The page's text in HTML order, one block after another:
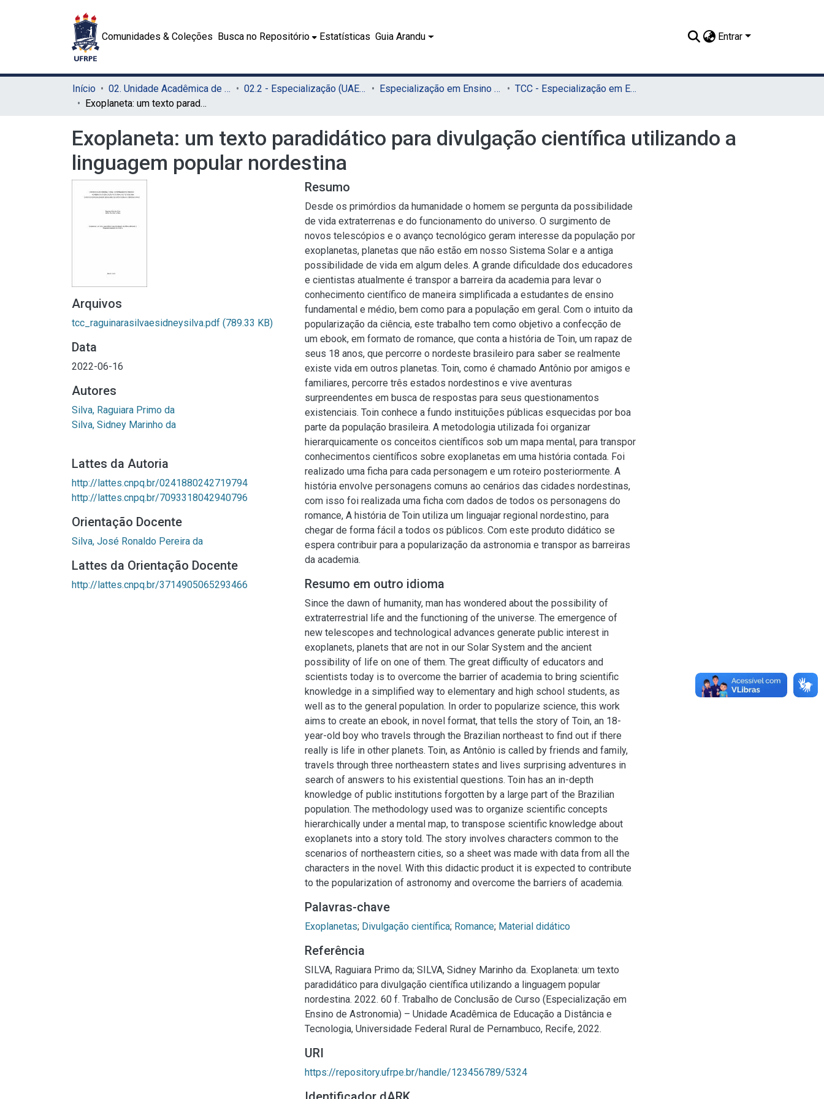
Comunidades & Coleções Busca no Repositório Estatísticas Guia Arandu Entrar
Início 02. Unidade Acadêmica de Educação a Distância e Tecnologia (UAEADTec) 02.2 - Especialização (UAEADTec) Especialização em Ensino de Astronomia (UAEADTec)
TCC - Especialização em Ensino de Astronomia (UAEADTec)
Exoplaneta: um texto paradidático para divulgação científica utilizando a linguagem popular nordestina
Exoplaneta: um texto paradidático para divulgação científica utilizando a
linguagem popular nordestina
Arquivos
tcc_raguinarasilvaesidneysilva.pdf (789.33 KB)
Data
2022-06-16
Autores
Silva, Raguiara Primo da
Silva, Sidney Marinho da
Lattes da Autoria
http://lattes.cnpq.br/0241880242719794
http://lattes.cnpq.br/7093318042940796
Orientação Docente
Silva, José Ronaldo Pereira da
Lattes da Orientação Docente
http://lattes.cnpq.br/3714905065293466
Resumo
Desde os primórdios da humanidade o homem se pergunta da possibilidade
de vida extraterrenas e do funcionamento do universo. O surgimento de
novos telescópios e o avanço tecnológico geram interesse da população por
exoplanetas, planetas que não estão em nosso Sistema Solar e a antiga
possibilidade de vida em algum deles. A grande dificuldade dos educadores
e cientistas atualmente é transpor a barreira da academia para levar o
conhecimento científico de maneira simplificada a estudantes de ensino
fundamental e médio, bem como para a população em geral. Com o intuito da
popularização da ciência, este trabalho tem como objetivo a confecção de
um ebook, em formato de romance, que conta a história de Toin, um rapaz de
seus 18 anos, que percorre o nordeste brasileiro para saber se realmente
existe vida em outros planetas. Toin, como é chamado Antônio por amigos e
familiares, percorre três estados nordestinos e vive aventuras
surpreendentes em busca de respostas para seus questionamentos
existenciais. Toin conhece a fundo instituições públicas esquecidas por boa
parte da população brasileira. A metodologia utilizada foi organizar
hierarquicamente os conceitos científicos sob um mapa mental, para transpor
conhecimentos científicos sobre exoplanetas em uma história contada. Foi
realizado uma ficha para cada personagem e um roteiro posteriormente. A
história envolve personagens comuns ao cenários das cidades nordestinas,
com isso foi realizada uma ficha com dados de todos os personagens do
romance, A história de Toin utiliza um linguajar regional nordestino, para
chegar de forma fácil a todos os públicos. Com este produto didático se
espera contribuir para a popularização da astronomia e transpor as barreiras
da academia.
Resumo em outro idioma
Since the dawn of humanity, man has wondered about the possibility of
extraterrestrial life and the functioning of the universe. The emergence of
new telescopes and technological advances generate public interest in
exoplanets, planets that are not in our Solar System and the ancient
possibility of life on one of them. The great difficulty of educators and
scientists today is to overcome the barrier of academia to bring scientific
knowledge in a simplified way to elementary and high school students, as
well as to the general population. In order to popularize science, this work
aims to create an ebook, in novel format, that tells the story of Toin, an 18-
year-old boy who travels through the Brazilian northeast to find out if there
really is life in other planets. Toin, as Antônio is called by friends and family,
travels through three northeastern states and lives surprising adventures in
search of answers to his existential questions. Toin has an in-depth
knowledge of public institutions forgotten by a large part of the Brazilian
population. The methodology used was to organize scientific concepts
hierarchically under a mental map, to transpose scientific knowledge about
exoplanets into a story told. The story involves characters common to the
scenarios of northeastern cities, so a sheet was made with data from all the
characters in the novel. With this didactic product it is expected to contribute
to the popularization of astronomy and overcome the barriers of academia.
Palavras-chave
Exoplanetas; Divulgação científica; Romance; Material didático
Referência
SILVA, Raguiara Primo da; SILVA, Sidney Marinho da. Exoplaneta: um texto
paradidático para divulgação científica utilizando a linguagem popular
nordestina. 2022. 60 f. Trabalho de Conclusão de Curso (Especialização em
Ensino de Astronomia) – Unidade Acadêmica de Educação a Distância e
Tecnologia, Universidade Federal Rural de Pernambuco, Recife, 2022.
URI
https://repository.ufrpe.br/handle/123456789/5324